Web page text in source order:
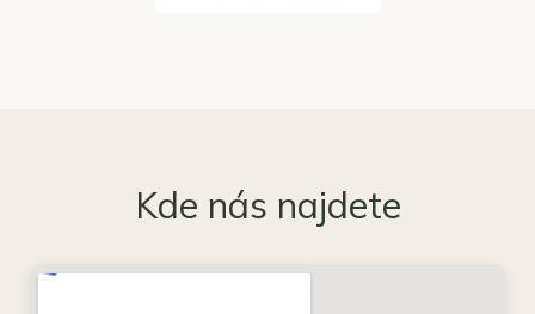
Kde nás najdete